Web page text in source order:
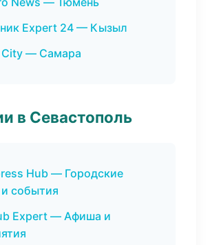
Expert 24 — Кызыл
— Самара
в Севастополь
Hub — Городские
события
Expert — Афиша и